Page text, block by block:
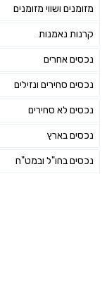
מזומנים ושווי מזומנים
קרנות נאמנות
נכסים אחרים
נכסים סחירים ונזילים
נכסים לא סחירים
נכסים בארץ
נכסים בחו"ל ובמט"ח